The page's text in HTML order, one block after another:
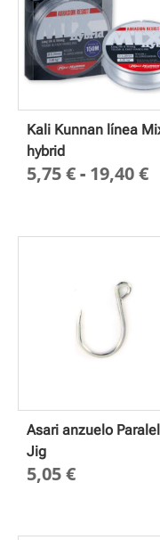
Kali Kunnan línea
hybrid
5,75€- 19,40€
Asari anzuelo Paralel
Jig
5,05€